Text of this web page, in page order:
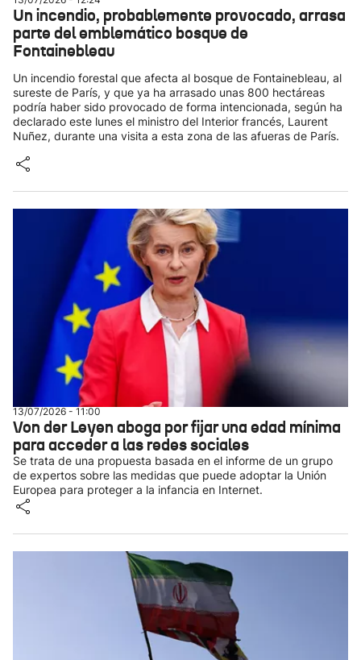
Un incendio, probablemente provocado, arrasa
parte del emblemático bosque de
Fontainebleau
Un incendio forestal que afecta al bosque de Fontainebleau, al
sureste de París, y que ya ha arrasado unas 800 hectáreas
podría haber sido provocado de forma intencionada, según ha
declarado este lunes el ministro del Interior francés, Laurent
Nuñez, durante una visita a esta zona de las afueras de París.
13/07/2026 - 11:00
Von der Leyen aboga por fijar una edad mínima
para acceder a las redes sociales
Se trata de una propuesta basada en el informe de un grupo
de expertos sobre las medidas que puede adoptar la Unión
Europea para proteger a la infancia en Internet.